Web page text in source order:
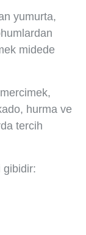
yumurta,
midede
hurma ve
tercih
gibidir: